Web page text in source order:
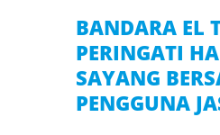
BANDARA EL
PERINGATI
SAYANG
PENGGUNA